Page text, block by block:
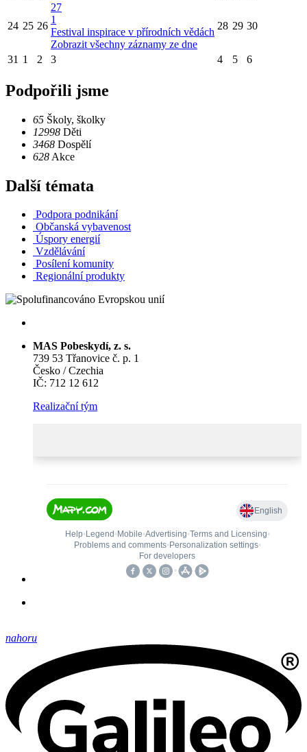
24 25 26
27
1
Festival inspirace v přírodních vědách
Zobrazit všechny záznamy ze dne
28 29 30
31 1 2 3 4 5 6
Podpořili jsme
65 Školy, školky
12998 Děti
3468 Dospělí
628 Akce
Další témata
Podpora podnikání
Občanská vybavenost
Úspory energií
Vzdělávání
Posílení komunity
Regionální produkty
MAS Pobeskydí, z. s.
739 53 Třanovice č. p. 1
Česko / Czechia
IČ: 712 12 612
Realizační tým
nahoru